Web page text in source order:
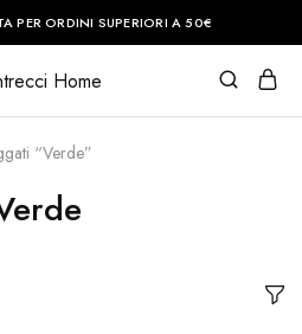
PER ORDINI SUPERIORI A 50€
“Verde”